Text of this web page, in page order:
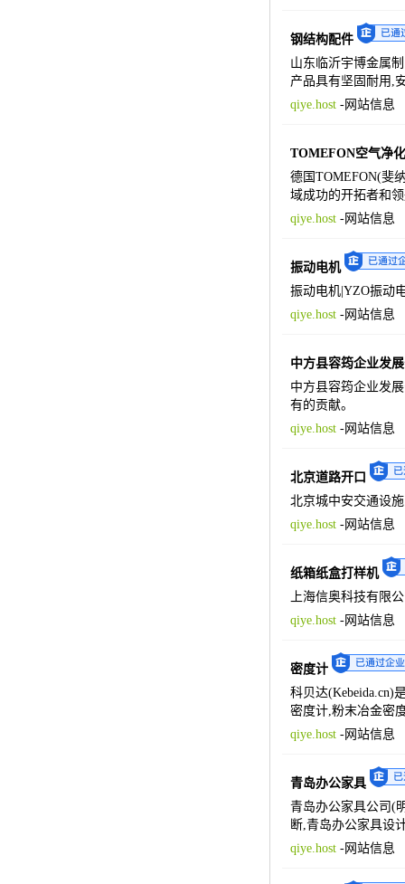
钢结构配件
山东临沂宇博金属
产品具有坚固耐用,
qiye.host-网站信息
TOMEFON空气净
德国TOMEFON(斐
域成功的开拓者和
qiye.host-网站信息
振动电机
振动电机|YZO振动
qiye.host-网站信息
中方县容筠企业发
中方县容筠企业发
有的贡献。
qiye.host-网站信息
北京道路开口
北京城中安交通设
qiye.host-网站信息
纸箱纸盒打样机
上海信奥科技有限
qiye.host-网站信息
密度计
科贝达(Kebeida.cn)
密度计,粉末冶金密
qiye.host-网站信息
青岛办公家具
青岛办公家具公司(
断,青岛办公家具设
qiye.host-网站信息